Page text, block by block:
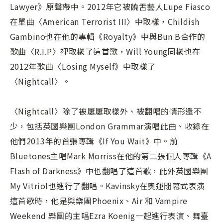
Lawyer》原聲帶中。2012年它被饒舌藝人Lupe Fiasco
在單曲〈American Terrorist III〉中取樣，Childish
Gambino也在他的專輯《Royalty》中與Bun B合作的
歌曲〈R.I.P〉裡取樣了這首歌，Will Young同樣也在
2012年歌曲〈Losing Myself》中取樣了
〈Nightcall〉。
〈Nightcall〉除了被屢屢取樣外、被翻唱的情形還不
少，包括英國樂團London Grammar演唱此曲、收錄在
他們2013年的首張專輯《If You Wait》中。前
Bluetones主唱Mark Morriss在他的第二張個人專輯《A
Flash of Darkness》中也翻唱了這首歌，此外英國樂團
My Vitriol也進行了翻唱。Kavinsky在奧運閉幕式表演
這首歌時，他是與樂團Phoenix、Air 和 Vampire
Weekend 樂團的主唱Ezra Koenig一起進行表演、舞臺